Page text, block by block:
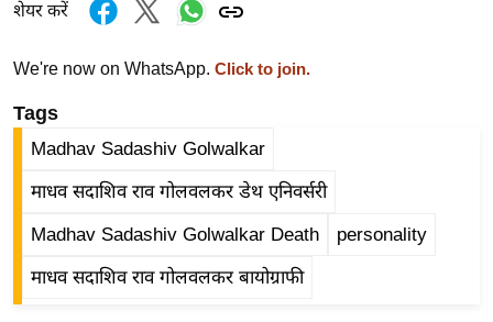
ली
ड
फि
ल्म
मी
क्षा
शेयर करें
We're now on WhatsApp. Click to join.
Tags
Madhav Sadashiv Golwalkar
माधव सदाशिव राव गोलवलकर डेथ एनिवर्सरी
Madhav Sadashiv Golwalkar Death personality
माधव सदाशिव राव गोलवलकर बायोग्राफी